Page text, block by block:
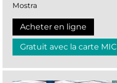
Mostra
Acheter en ligne
Gratuit avec la carte MIC